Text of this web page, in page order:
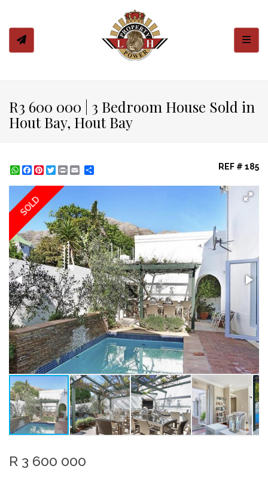
R3 600 000 | 3 Bedroom House Sold in
Hout Bay, Hout Bay
WhatsApp
Facebook
Pinterest
Twitter
Print REF # 185
SOLD
R 3 600 000